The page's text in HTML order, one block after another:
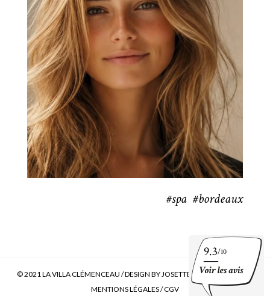
9.3/10
#spa #bordeaux
© 2021 LA VILLA CLÉMENCEAU /DESIGN BY JOSETTE OU BERNADETTE
/
MENTIONS LÉGALES/CGV